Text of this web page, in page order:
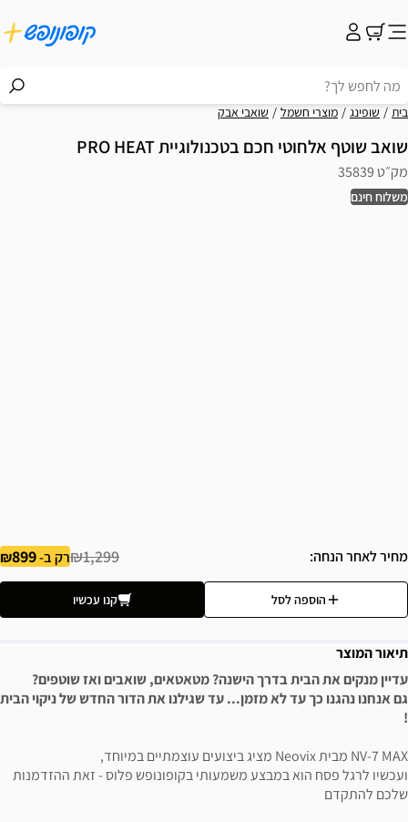
בית שופינג מוצרי חשמל שואבי אבק
שואב שוטף אלחוטי חכם בטכנולוגיית PRO HEAT
מק״ט 35839
משלוח חינם
מחיר לאחר הנחה ₪1,299רק ב-899
הוספה לסל קנו עכשיו
תיאור המוצר
עדיין מנקים את הבית בדרך הישנה? מטאטאים, שואבים ואז שוטפים?
גם אנחנו נהגנו כך עד לא מזמן... עד שגילנו את הדור החדש של ניקוי הבית
!
NV-7 MAX מבית Neovix מציג ביצועים עוצמתיים במיוחד,
ועכשיו לרגל פסח הוא במבצע משמעותי בקופונופש פלוס - זאת ההזדמנות
שלכם להתקדם